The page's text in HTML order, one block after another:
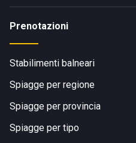
Prenotazioni
Stabilimenti balneari
Spiagge per regione
Spiagge per provincia
Spiagge per tipo